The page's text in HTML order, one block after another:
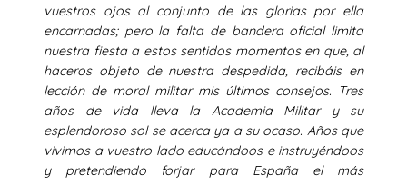
vuestros ojos al conjunto de las glorias por ella
encarnadas; pero la falta de bandera oficial limita
nuestra fiesta a estos sentidos momentos en que, al
haceros objeto de nuestra despedida, recibáis en
lección de moral militar mis últimos consejos. Tres
años de vida lleva la Academia Militar y su
esplendoroso sol se acerca ya a su ocaso. Años que
vivimos a vuestro lado educándoos e instruyéndoos
y pretendiendo forjar para España el más